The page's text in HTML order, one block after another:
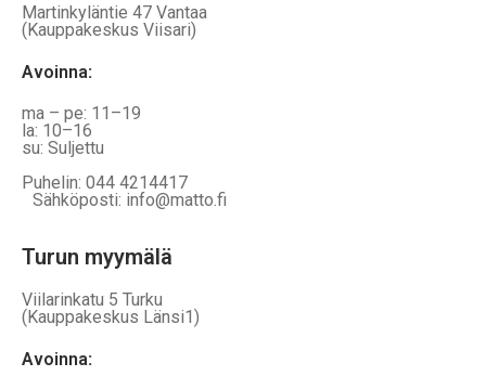
Martinkyläntie 47 Vantaa
(Kauppakeskus Viisari)
Avoinna:
ma – pe: 11–19
la: 10–16
su: Suljettu
Puhelin: 044 4214417
Sähköposti: info@matto.fi
Turun myymälä
Viilarinkatu 5 Turku
(Kauppakeskus Länsi1)
Avoinna: